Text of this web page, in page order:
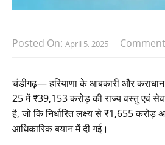
Posted On: April 5, 2025
चंडीगढ़— हरियाणा के आबकारी और कराधान
25 में ₹39,153 करोड़ की राज्य वस्तु एवं
है, जो कि निर्धारित लक्ष्य से ₹1,655
आधिकारिक बयान में दी गई।